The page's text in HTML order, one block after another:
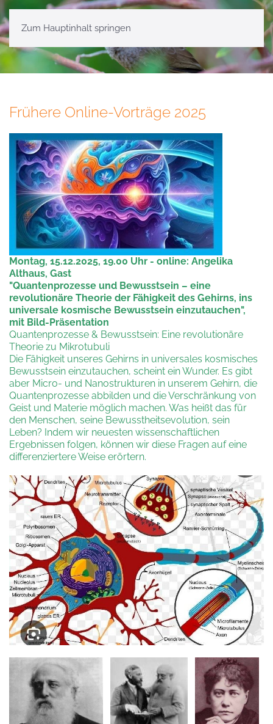
Zum Hauptinhalt springen
Frühere Online-Vorträge 2025
Montag, 15.12.2025, 19.00 Uhr - online: Angelika
Althaus, Gast
"Quantenprozesse und Bewusstsein – eine
revolutionäre Theorie der Fähigkeit des Gehirns, ins
universale kosmische Bewusstsein einzutauchen",
mit Bild-Präsentation
Quantenprozesse & Bewusstsein: Eine revolutionäre
Theorie zu Mikrotubuli
Die Fähigkeit unseres Gehirns in universales kosmisches
Bewusstsein einzutauchen, scheint ein Wunder. Es gibt
aber Micro- und Nanostrukturen in unserem Gehirn, die
Quantenprozesse abbilden und die Verschränkung von
Geist und Materie möglich machen. Was heißt das für
den Menschen, seine Bewusstheitsevolution, sein
Leben? Indem wir neuesten wissenschaftlichen
Ergebnissen folgen, können wir diese Fragen auf eine
differenziertere Weise erörtern.